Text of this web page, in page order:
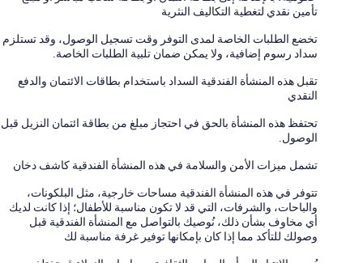
تأمين نقدي لتغطية التكاليف النثرية
تخضع الطلبات الخاصة لمدى التوفر وقت تسجيل الوصول، وقد تستلزم
سداد رسوم إضافية، ولا يمكن ضمان تلبية الطلبات الخاصة.
تقبل هذه المنشأة الفندقية السداد باستخدام بطاقات الائتمان والدفع
النقدي
تحتفظ هذه المنشأة بالحق في احتجاز مبلغ من بطاقة ائتمان النزيل قبل
الوصول.
تشمل ميزات الأمن والسلامة في هذه المنشأة الفندقية كاشف دخان
تتوفر في هذه المنشأة الفندقية مساحات خارجية، مثل البلكونات،
والباحات، والشرفات، التي قد لا تكون مناسبة للأطفال؛ إذا كانت لديك
أي مخاوف بشأن ذلك، نُوصيك بالتواصل مع المنشأة الفندقية قبل
وصولك للتأكد مما إذا كان بإمكانها توفير غرفة مناسبة لك